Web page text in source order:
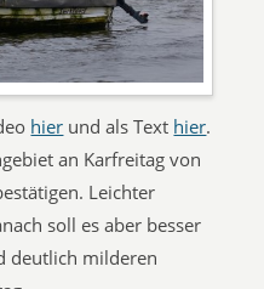
hier und als Text hier.
an Karfreitag von
Leichter
soll es aber besser
deutlich milderen